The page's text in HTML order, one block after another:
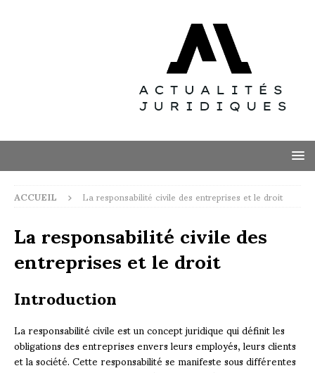
ACCUEIL La responsabilité civile des entreprises et le droit
La responsabilité civile des
entreprises et le droit
Introduction
La responsabilité civile est un concept juridique qui définit les
obligations des entreprises envers leurs employés, leurs clients
et la société. Cette responsabilité se manifeste sous différentes